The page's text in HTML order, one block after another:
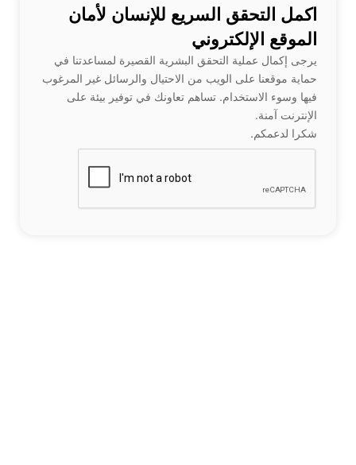
اكمل التحقق السريع للإنسان لأمان
الموقع الإلكتروني
يرجى إكمال عملية التحقق البشرية القصيرة لمساعدتنا في
حماية موقعنا على الويب من الاحتيال والرسائل غير المرغوب
فيها وسوء الاستخدام. تساهم تعاونك في توفير بيئة على
الإنترنت آمنة.
شكرا لدعمكم.